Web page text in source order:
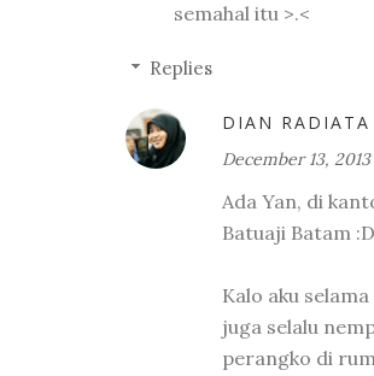
semahal itu >.<
Replies
DIAN RADIATA
December 13, 2013
Ada Yan, di
Batuaji Batam :D
Kalo aku
juga selalu
perangko di